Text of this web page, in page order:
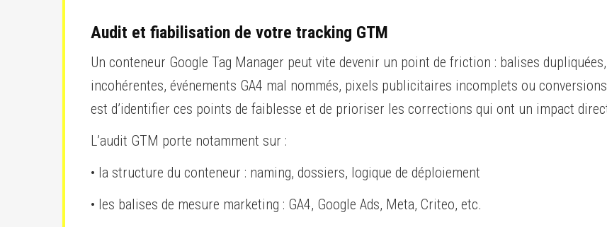
Audit et fiabilisation de votre tracking GTM
Un conteneur Google Tag Manager peut vite devenir un point de friction : balises
incohérentes, événements GA4 mal nommés, pixels publicitaires incomplets ou
est d’identifier ces points de faiblesse et de prioriser les corrections qui ont un impact
L’audit GTM porte notamment sur :
• la structure du conteneur : naming, dossiers, logique de déploiement
• les balises de mesure marketing : GA4, Google Ads, Meta, Criteo, etc.